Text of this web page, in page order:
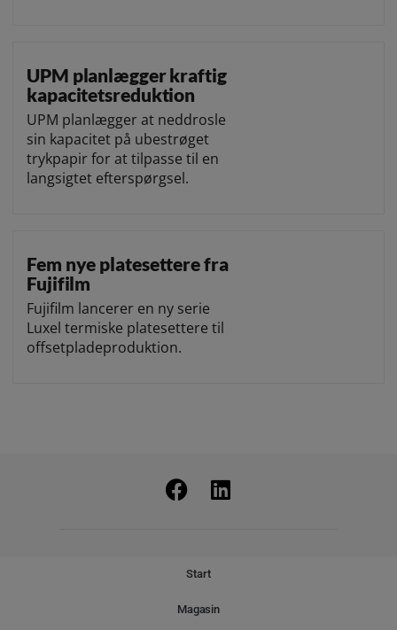
UPM planlægger kraftig
kapacitetsreduktion
UPM planlægger at neddrosle
sin kapacitet på ubestrøget
trykpapir for at tilpasse til en
langsigtet efterspørgsel.
Fem nye platesettere fra
Fujifilm
Fujifilm lancerer en ny serie
Luxel termiske platesettere til
offsetpladeproduktion.
Start
Magasin